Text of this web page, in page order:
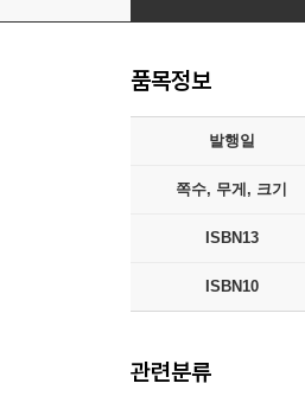
품목정보
발행일
쪽수, 무게, 크기
ISBN13
ISBN10
관련분류